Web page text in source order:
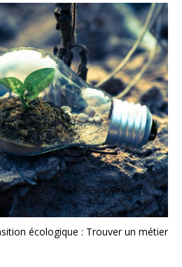
écologique : Trouver un métier